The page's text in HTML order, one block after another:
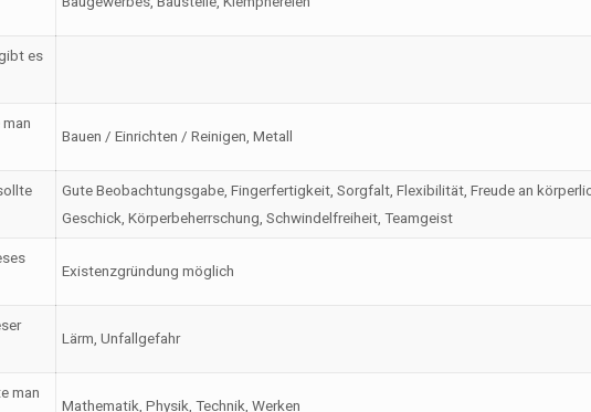
es
Bauen / Einrichten / Reinigen, Metall
Gute Beobachtungsgabe, Fingerfertigkeit, Sorgfalt, Flexibilität, Freude an
Geschick, Körperbeherrschung, Schwindelfreiheit, Teamgeist
Existenzgründung möglich
Lärm, Unfallgefahr
man
Mathematik, Physik, Technik, Werken